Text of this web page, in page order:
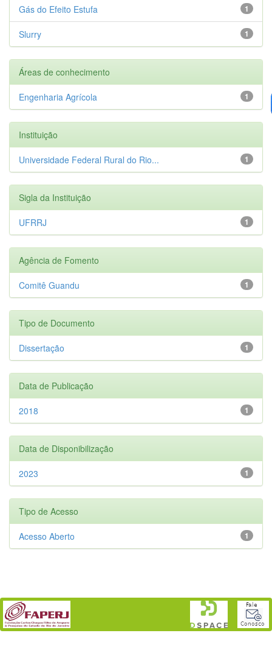
1
Gás do Efeito Estufa
1
Slurry
Áreas de conhecimento
1
Engenharia Agrícola
Instituição
1
Universidade Federal Rural do Rio...
Sigla da Instituição
1
UFRRJ
Agência de Fomento
1
Comitê Guandu
Tipo de Documento
1
Dissertação
Data de Publicação
1
2018
Data de Disponibilização
1
2023
Tipo de Acesso
1
Acesso Aberto